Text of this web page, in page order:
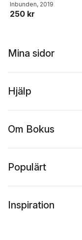
Inbunden, 2019
250 kr
Mina sidor
Hjälp
Om Bokus
Populärt
Inspiration